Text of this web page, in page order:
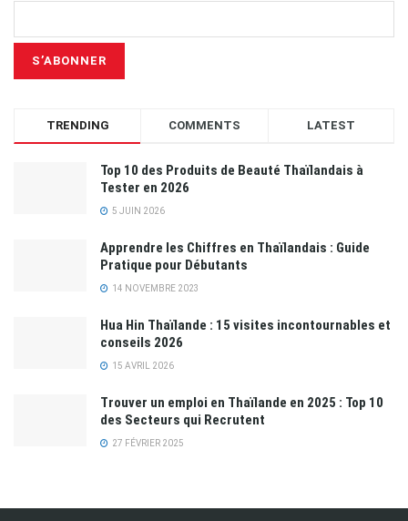
TRENDING COMMENTS LATEST
Top 10 des Produits de Beauté Thaïlandais à
Tester en 2026
5 JUIN 2026
Apprendre les Chiffres en Thaïlandais : Guide
Pratique pour Débutants
14 NOVEMBRE 2023
Hua Hin Thaïlande : 15 visites incontournables et
conseils 2026
15 AVRIL 2026
Trouver un emploi en Thaïlande en 2025 : Top 10
des Secteurs qui Recrutent
27 FÉVRIER 2025